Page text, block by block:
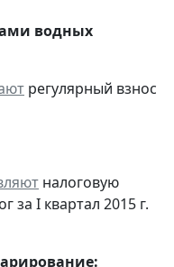
водных
регулярный взнос
налоговую
за I квартал 2015 г.